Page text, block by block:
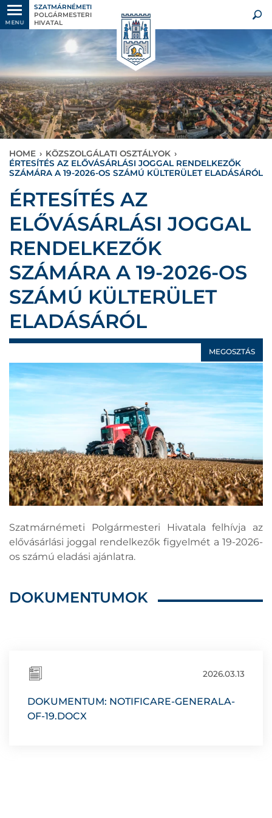
MENU
SZATMÁRNÉMETI
POLGÁRMESTERI
HIVATAL
HOME › KÖZSZOLGÁLATI OSZTÁLYOK ›
ÉRTESÍTÉS AZ ELŐVÁSÁRLÁSI JOGGAL RENDELKEZŐK
SZÁMÁRA A 19-2026-OS SZÁMÚ KÜLTERÜLET ELADÁSÁRÓL
ÉRTESÍTÉS AZ
ELŐVÁSÁRLÁSI JOGGAL
RENDELKEZŐK
SZÁMÁRA A 19-2026-OS
SZÁMÚ KÜLTERÜLET
ELADÁSÁRÓL
MEGOSZTÁS
Szatmárnémeti Polgármesteri Hivatala felhívja az
elővásárlási joggal rendelkezők figyelmét a 19-2026-
os számú eladási ajánlatra.
DOKUMENTUMOK
2026.03.13
DOKUMENTUM: NOTIFICARE-GENERALA-
OF-19.DOCX